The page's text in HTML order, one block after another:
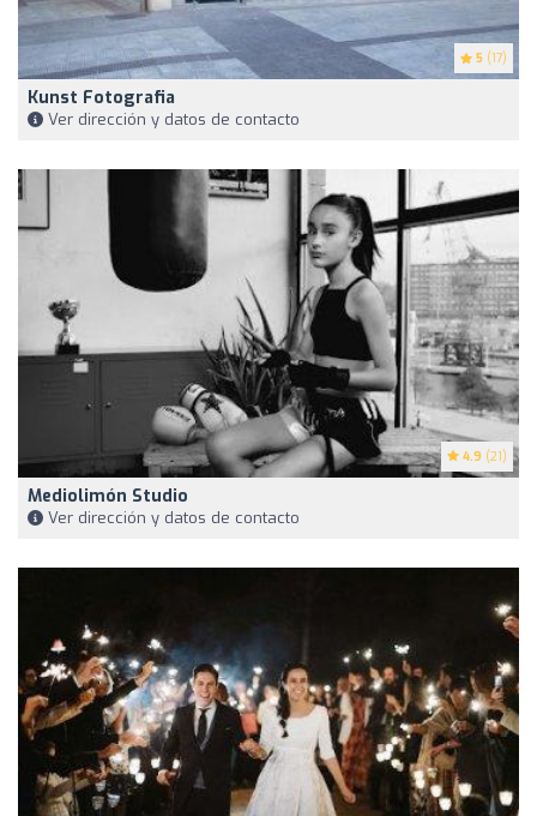
5 (17)
Kunst Fotografia
Ver dirección y datos de contacto
4.9 (21)
Mediolimón Studio
Ver dirección y datos de contacto